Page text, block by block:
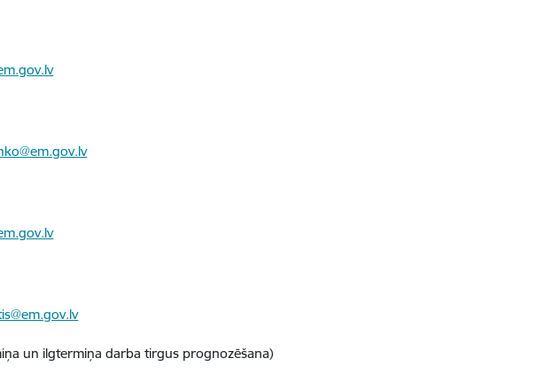
un ilgtermiņa darba tirgus prognozēšana)